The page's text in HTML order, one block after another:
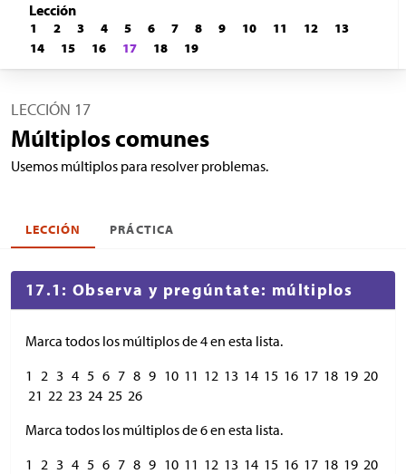
Lección
1 2 3 4 5 6 7 8 9 10 11 12
13
14
15 16 17 18 19
LECCIÓN 17
Múltiplos comunes
Usemos múltiplos para resolver problemas.
LECCIÓN PRÁCTICA
17.1: Observa y pregúntate: múltiplos
Marca todos los múltiplos de 4 en esta lista.
1 2 3 4 5 6 7 8 9 10 11 12 13 14 15 16 17 18 19 20
21 22 23 24 25 26
Marca todos los múltiplos de 6 en esta lista.
1 2 3 4 5 6 7 8 9 10 11 12 13 14 15 16 17 18 19 20